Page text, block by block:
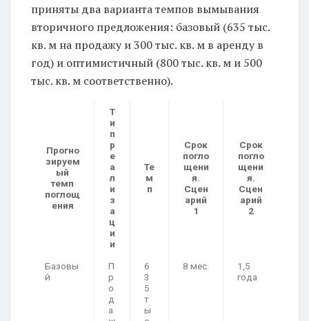
приняты два варианта темпов вымывания
вторичного предложения: базовый (635 тыс.
кв. м на продажу и 300 тыс. кв. м в аренду в
год) и оптимистичный (800 тыс. кв. м и 500
тыс. кв. м соответственно).
Прогно
зируем
ый
темп
поглощ
ения
Т
и
п
р
е
а
л
и
з
а
ц
и
и
Те
м
п
Срок
погло
щени
я.
Сцен
арий
1
Срок
погло
щени
я.
Сцен
арий
2
Базовы
й
П
р
о
д
а
6
3
5
т
ы
8 мес.
1,5
года